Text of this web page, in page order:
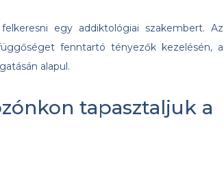
egy addiktológiai szakembert. Az
fenntartó tényezők kezelésén, a
alapul.
tapasztaljuk a